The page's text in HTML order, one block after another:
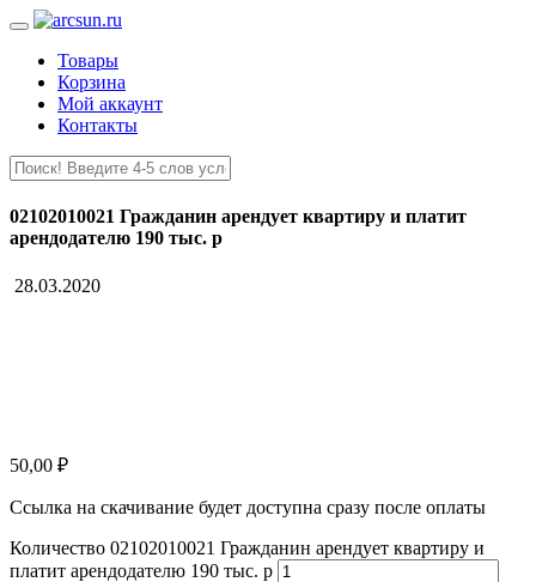
Товары
Корзина
Мой аккаунт
Контакты
02102010021 Гражданин арендует квартиру и платит
арендодателю 190 тыс. р
28.03.2020
50,00 ₽
Ссылка на скачивание будет доступна сразу после оплаты
Количество 02102010021 Гражданин арендует квартиру и
платит арендодателю 190 тыс. р